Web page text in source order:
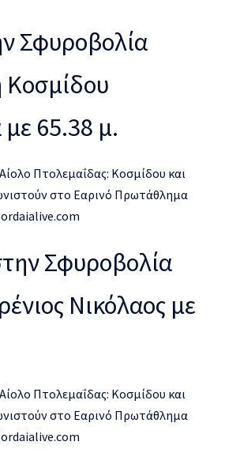
Σφυροβολία
Κοσμίδου
65.38 μ.
Σφυροβολία
Νικόλαος με